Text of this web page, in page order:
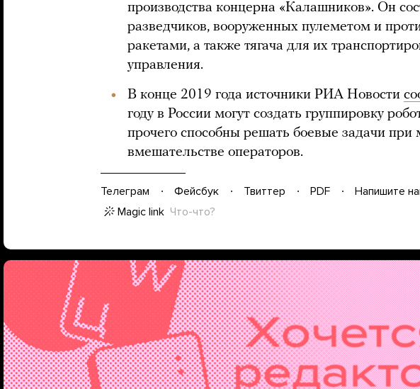
производства концерна «Калашников». Он
разведчиков, вооруженных пулеметом и
ракетами, а также тягача для их
управления.
В конце 2019 года источники РИА Новости
году в России могут создать группировку
прочего способны решать боевые задачи
вмешательстве операторов.
Телеграм Фейсбук Твиттер PDF
Напишите
Magic link Что-что?